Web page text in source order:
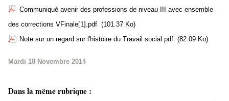
Communiqué avenir des professions de niveau III avec ensemble
des corrections VFinale[1].pdf (101.37 Ko)
Note sur un regard sur l'histoire du Travail social.pdf (82.09 Ko)
Mardi 18 Novembre 2014
Dans la même rubrique :